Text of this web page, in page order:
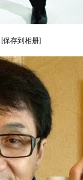
[保存到相册]